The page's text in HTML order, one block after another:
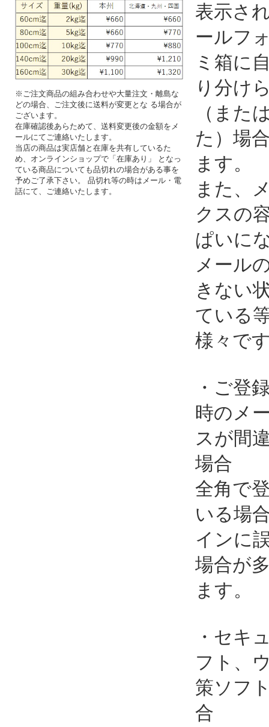
※ご注文商品の組み合わせや大量注文・離島な
どの場合、ご注文後に送料が変更とな る場合が
ございます。
在庫確認後あらためて、送料変更後の金額をメ
ールにてご連絡いたします。
当店の商品は実店舗と在庫を共有しているた
め、オンラインショップで「在庫あり」 となっ
ている商品についても品切れの場合がある事を
予めご了承下さい。 品切れ等の時はメール・電
話にて、ご連絡いたします。
表示さ
ールフ
ミ箱に
り分け
（また
た）場
ます。
また、
クスの
ぱいに
メール
きない
ている
様々で
・ご登
時のメ
スが間
場合
全角で
いる場
インに
場合が
ます。
・セキ
フト、
策ソフ
合